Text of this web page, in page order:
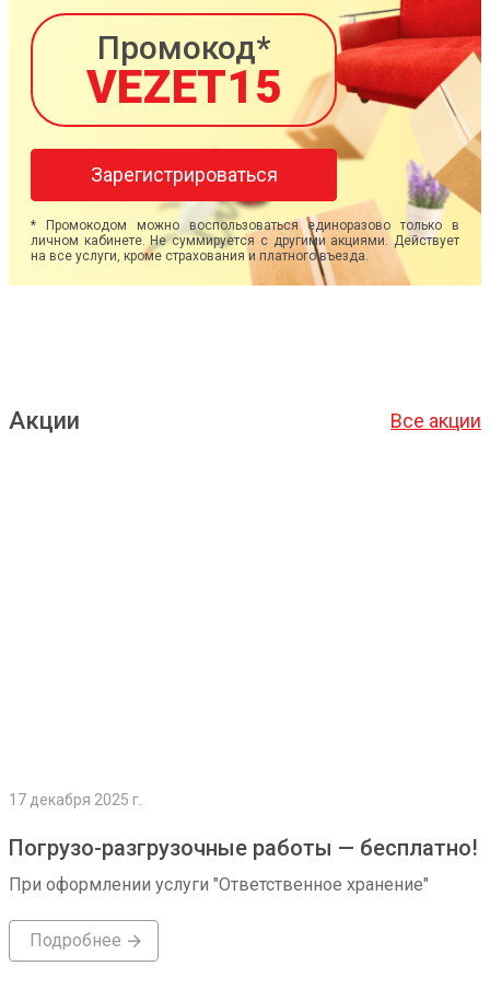
Промокод*
VEZET15
Зарегистрироваться
* Промокодом можно воспользоваться единоразово только в
личном кабинете. Не суммируется с другими акциями. Действует
на все услуги, кроме страхования и платного въезда.
Акции Все акции
17 декабря 2025 г.
Погрузо-разгрузочные работы — бесплатно!
При оформлении услуги "Ответственное хранение"
Подробнее